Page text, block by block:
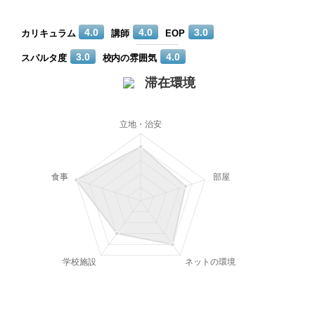
カリキュラム 4.0 講師 4.0 EOP 3.0
スパルタ度 3.0 校内の雰囲気 4.0
滞在環境